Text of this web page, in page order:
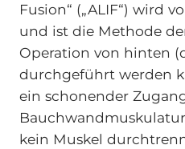
Fusion“ („ALIF“) wird
und ist die Methode
Operation von hinten
durchgeführt werden
ein schonender
kein Muskel